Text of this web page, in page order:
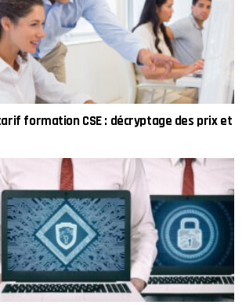
formation CSE : décryptage des prix et